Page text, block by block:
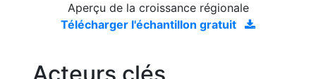
Aperçu de la croissance régionale
Télécharger l'échantillon gratuit
Acteurs clés